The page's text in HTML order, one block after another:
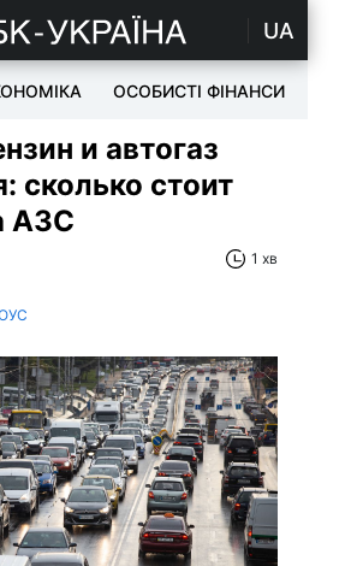
UA
ОСОБИСТІ ФІНАНСИ
и автогаз
сколько стоит
АЗС
1 хв